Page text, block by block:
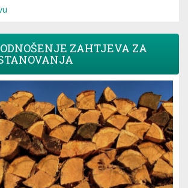
ZAHTJEVA ZA